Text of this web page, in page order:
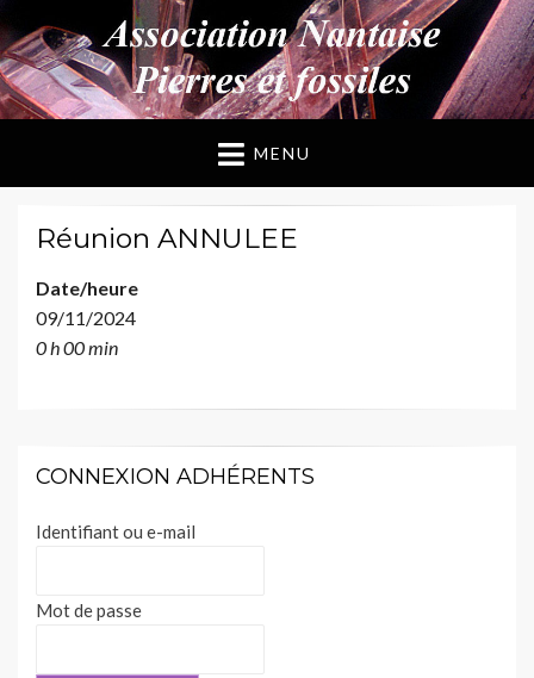
ANPF
Association Nantaise Pierres et Fossiles
MENU
Réunion ANNULEE
Date/heure
09/11/2024
0 h 00 min
CONNEXION ADHÉRENTS
Identifiant ou e-mail
Mot de passe